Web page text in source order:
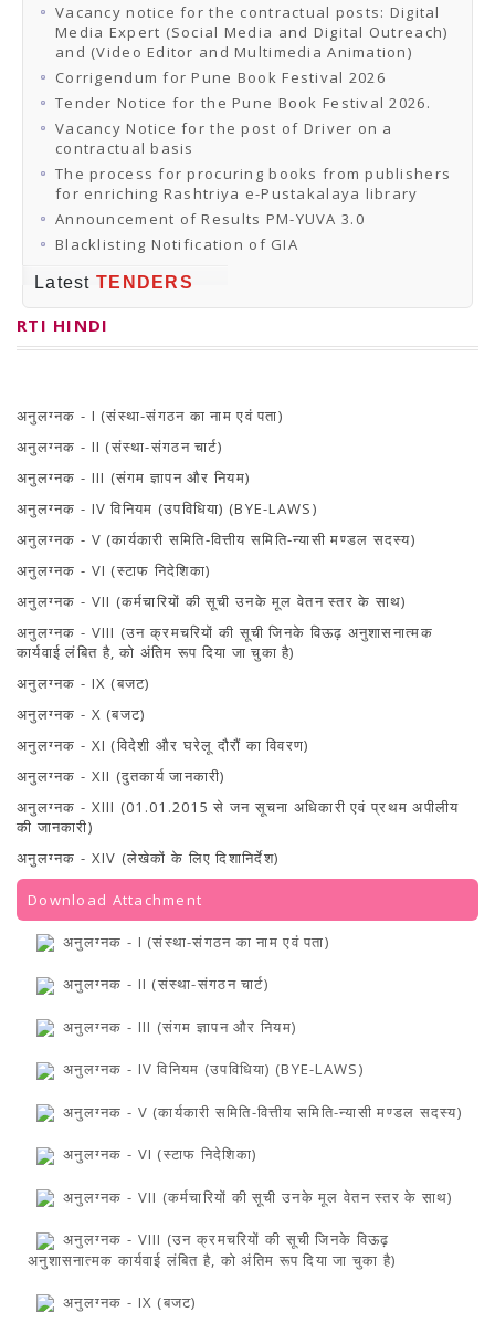
Events & Exhibitions
Archive Events
Mobile Exhibition
Ladakh Book Festival
National Education Policy 2020
CHINAR BOOK FESTIVAL
Gomti Book Festival
Book Fairs / Festivals
Ahmedabad International Book Festival 2024
NCCL
NCCL
Library-cum-Documentation Centre (NCCL Library)
NDWBF
International Exhibitors
National Exhibitors
NEWS
Newsletter
Career
Pustak Sanskriti
GOMTI BOOK FESTIVAL - 2022
READERS CLUB
Books Club
Books in NCCL Library
RTI
Citizens' Charter
RTI ENGLISH
सूचना का अधिकार अधिनियम, 2005
SCHEME
Subsidized Books Publications
Fin.Asst.Prog. for Translation
Active Tenders
Archives
Supplier Registration
BLACKLISTED PARTIES
Vacancy notice for the contractual posts: Digital
Media Expert (Social Media and Digital Outreach)
and (Video Editor and Multimedia Animation)
Corrigendum for Pune Book Festival 2026
Tender Notice for the Pune Book Festival 2026.
Vacancy Notice for the post of Driver on a
contractual basis
The process for procuring books from publishers
for enriching Rashtriya e-Pustakalaya library
Announcement of Results PM-YUVA 3.0
Blacklisting Notification of GIA
Latest TENDERS
RTI HINDI
अनुलग्नक - I (संस्था-संगठन का नाम एवं पता)
अनुलग्नक - II (संस्था-संगठन चार्ट)
अनुलग्नक - III (संगम ज्ञापन और नियम)
अनुलग्नक - IV विनियम (उपविधिया) (BYE-LAWS)
अनुलग्नक - V (कार्यकारी समिति-वित्तीय समिति-न्यासी मण्डल सदस्य)
अनुलग्नक - VI (स्टाफ निदेशिका)
अनुलग्नक - VII (कर्मचारियों की सूची उनके मूल वेतन स्तर के साथ)
अनुलग्नक - VIII (उन क्रमचरियों की सूची जिनके विऊढ़ अनुशासनात्मक
कार्यवाई लंबित है, को अंतिम रूप दिया जा चुका है)
अनुलग्नक - IX (बजट)
अनुलग्नक - X (बजट)
अनुलग्नक - XI (विदेशी और घरेलू दौरौं का विवरण)
अनुलग्नक - XII (दुतकार्य जानकारी)
अनुलग्नक - XIII (01.01.2015 से जन सूचना अधिकारी एवं प्रथम अपीलीय
की जानकारी)
अनुलग्नक - XIV (लेखेकों के लिए दिशानिर्देश)
Download Attachment
अनुलग्नक - I (संस्था-संगठन का नाम एवं पता)
अनुलग्नक - II (संस्था-संगठन चार्ट)
अनुलग्नक - III (संगम ज्ञापन और नियम)
अनुलग्नक - IV विनियम (उपविधिया) (BYE-LAWS)
अनुलग्नक - V (कार्यकारी समिति-वित्तीय समिति-न्यासी मण्डल सदस्य)
अनुलग्नक - VI (स्टाफ निदेशिका)
अनुलग्नक - VII (कर्मचारियों की सूची उनके मूल वेतन स्तर के साथ)
अनुलग्नक - VIII (उन क्रमचरियों की सूची जिनके विऊढ़
अनुशासनात्मक कार्यवाई लंबित है, को अंतिम रूप दिया जा चुका है)
अनुलग्नक - IX (बजट)